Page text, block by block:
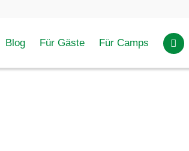
Blog Für Gäste Für Camps